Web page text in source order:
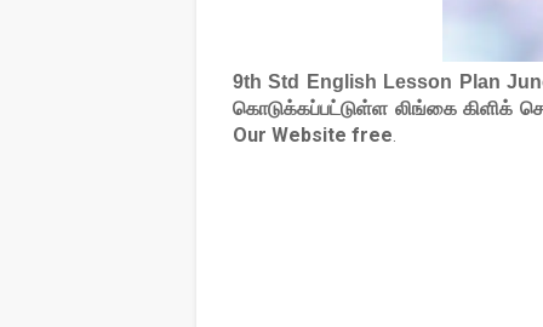
9th Std English Lesson Plan
கொடுக்கப்பட்டுள்ள லிங்கை கிளிக்
Our Website free